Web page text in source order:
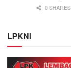
0 SHARES
LPKNI